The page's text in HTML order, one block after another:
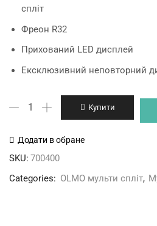
спліт
Фреон R32
Прихований LED дисплей
Ексклюзивний неповторний
OLMO
09FRH2
Купити
Додати в обране
SKU: 700400
Categories: OLMO мульти спліт,